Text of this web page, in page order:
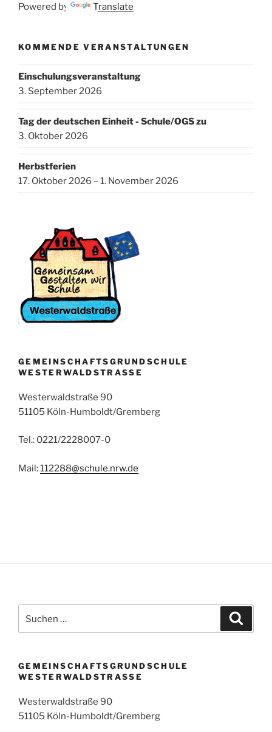
Powered by Translate
KOMMENDE VERANSTALTUNGEN
Einschulungsveranstaltung
3. September 2026
Tag der deutschen Einheit - Schule/OGS zu
3. Oktober 2026
Herbstferien
17. Oktober 2026 – 1. November 2026
GEMEINSCHAFTSGRUNDSCHULE
WESTERWALDSTRASSE
Westerwaldstraße 90
51105 Köln-Humboldt/Gremberg
Tel.: 0221/2228007-0
Mail:112288@schule.nrw.de
nach:
GEMEINSCHAFTSGRUNDSCHULE
WESTERWALDSTRASSE
Westerwaldstraße 90
51105 Köln-Humboldt/Gremberg